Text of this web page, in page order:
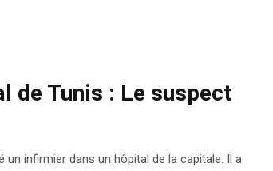
de Tunis : Le suspect
infirmier dans un hôpital de la capitale. Il a